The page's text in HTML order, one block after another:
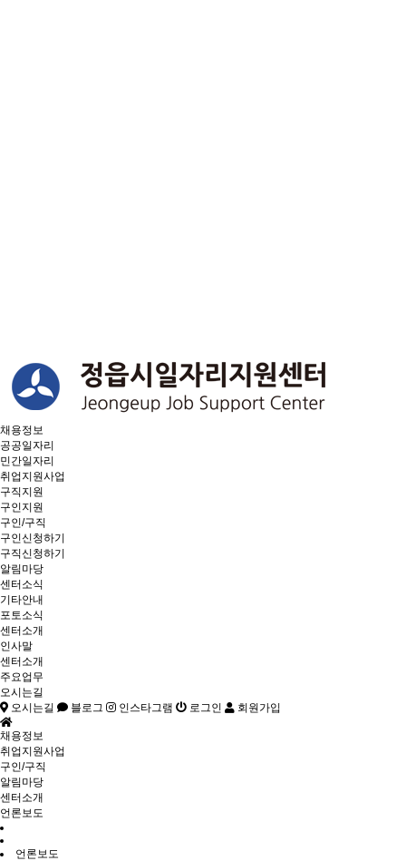
채용정보
공공일자리
민간일자리
취업지원사업
구직지원
구인지원
구인/구직
구인신청하기
구직신청하기
알림마당
센터소식
기타안내
포토소식
센터소개
인사말
센터소개
주요업무
오시는길
오시는길
블로그 인스타그램 로그인 회원가입
채용정보
취업지원사업
구인/구직
알림마당
센터소개
언론보도
언론보도